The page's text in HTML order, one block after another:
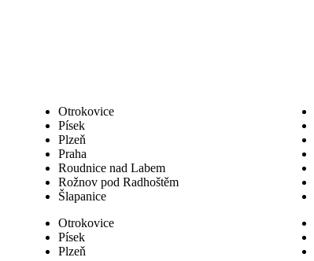
Otrokovice
Písek
Plzeň
Praha
Roudnice nad Labem
Rožnov pod Radhoštěm
Šlapanice
Otrokovice
Písek
Plzeň